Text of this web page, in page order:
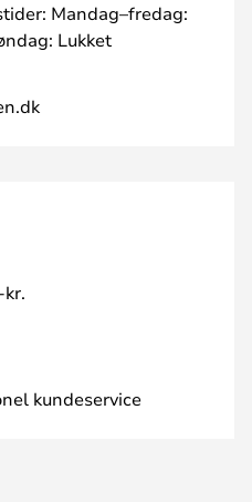
Mandag–fredag:
Lukket
kundeservice